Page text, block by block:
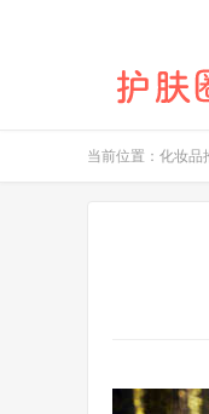
当前位置： 化妆品